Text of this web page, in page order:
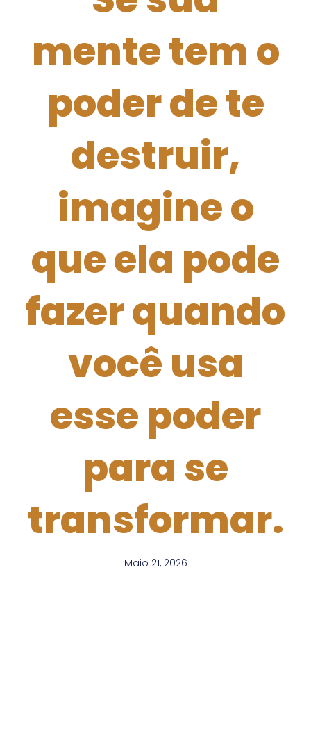
mente tem o
poder de te
destruir,
imagine o
que ela pode
fazer quando
você usa
esse poder
para se
transformar.
Maio 21, 2026